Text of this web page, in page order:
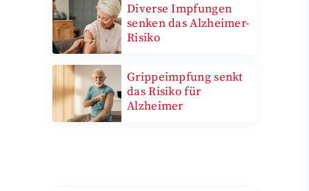
Diverse Impfungen
senken das Alzheimer-
Risiko
Grippeimpfung senkt
das Risiko für
Alzheimer